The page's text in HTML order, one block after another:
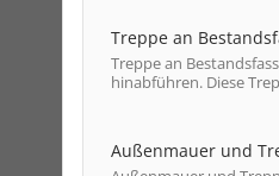
Treppe an
Treppe an
hinabführen. Diese
Außenmauer und